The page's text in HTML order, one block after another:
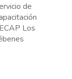
de
Los